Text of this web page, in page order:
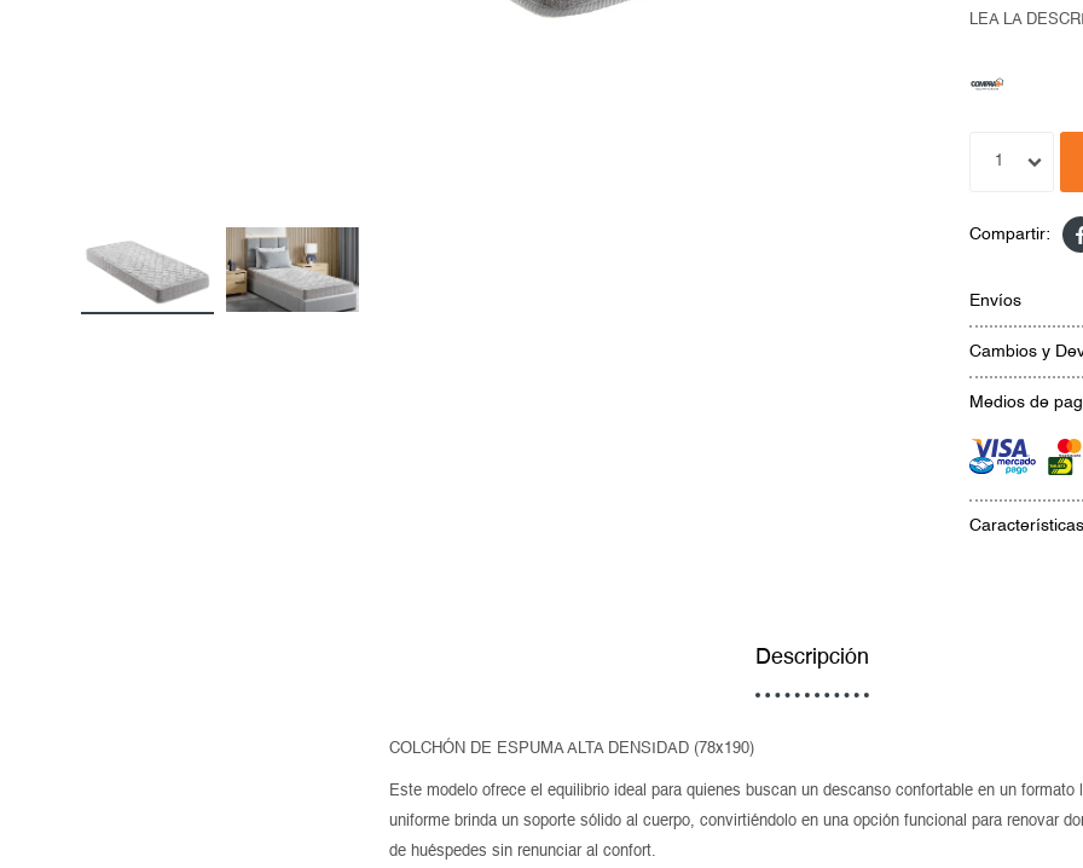
LEA LA
1
Envíos
Cambios y
Medios de
Características
Descripción
COLCHÓN DE ESPUMA ALTA DENSIDAD (78x190)
Este modelo ofrece el equilibrio ideal para quienes buscan un descanso confortable en un formato
uniforme brinda un soporte sólido al cuerpo, convirtiéndolo en una opción funcional para renovar
de huéspedes sin renunciar al confort.